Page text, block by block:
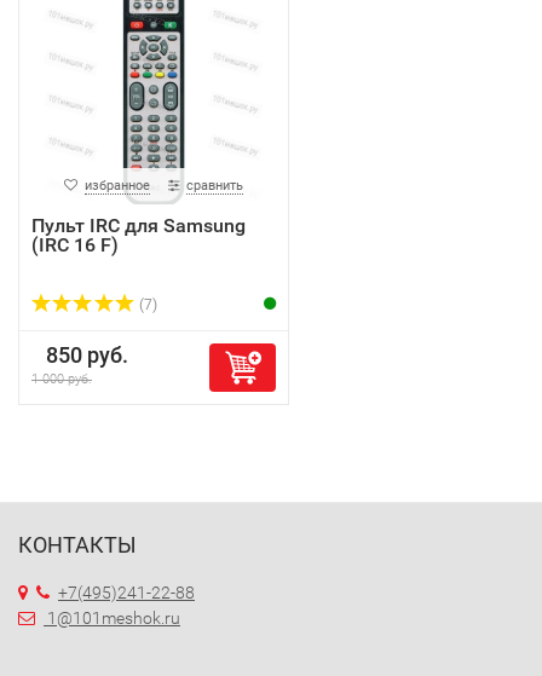
избранное сравнить
Пульт IRC для Samsung
(IRC 16 F)
(7)
850 руб.
1 000 руб.
КОНТАКТЫ
+7(495)241-22-88
1@101meshok.ru